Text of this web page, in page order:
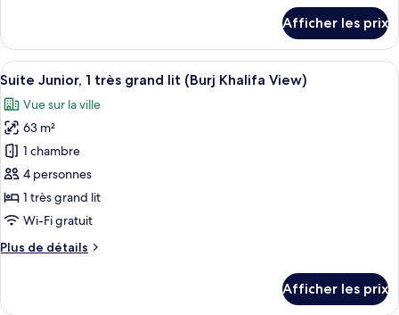
très
grand
lit,
accès
au
bar-
salon
Chambre
luxueuse,
1
grand
lit,
accès
au
bar-
salon
Afficher les prix
Afficher
toutes
les
photos
pour
ce
type
de
chambre :
Suite
Une chambre d’hôtel avec un lit, un
12
Suite Junior, 1 très grand lit (Burj Khalifa View)
Vue sur la ville
63 m²
1 chambre
4 personnes
1 très grand lit
Wi-Fi gratuit
Plus de détails
Plus
Suite
Afficher les prix